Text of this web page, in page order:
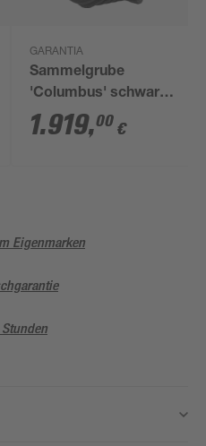
GARANTIA
Sammelgrube
'Columbus' schwarz
3700 l
1.919,00 €
Eigenmarken